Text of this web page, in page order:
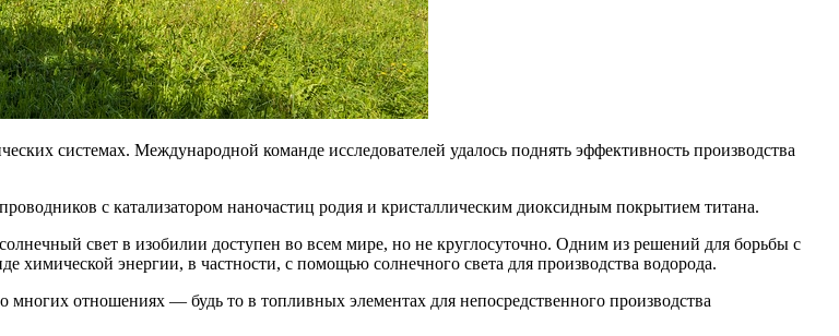
системах. Международной команде исследователей удалось поднять эффективность производства
с катализатором наночастиц родия и кристаллическим диоксидным покрытием титана.
свет в изобилии доступен во всем мире, но не круглосуточно. Одним из решений для борьбы с
химической энергии, в частности, с помощью солнечного света для производства водорода.
многих отношениях — будь то в топливных элементах для непосредственного производства